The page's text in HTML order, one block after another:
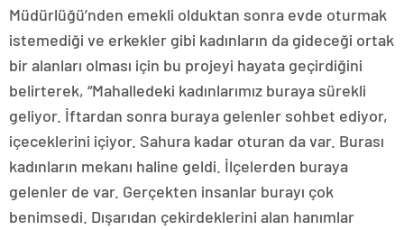
Müdürlüğü’nden emekli olduktan sonra evde oturmak
istemediği ve erkekler gibi kadınların da gideceği ortak
bir alanları olması için bu projeyi hayata geçirdiğini
belirterek, “Mahalledeki kadınlarımız buraya sürekli
geliyor. İftardan sonra buraya gelenler sohbet ediyor,
içeceklerini içiyor. Sahura kadar oturan da var. Burası
kadınların mekanı haline geldi. İlçelerden buraya
gelenler de var. Gerçekten insanlar burayı çok
benimsedi. Dışarıdan çekirdeklerini alan hanımlar